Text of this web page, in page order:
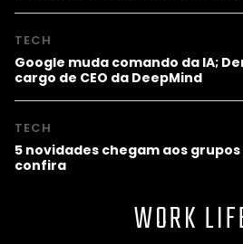
TECH
Google muda comando da IA;
cargo de CEO da DeepMind
TECH
5 novidades chegam aos
confira
WORK